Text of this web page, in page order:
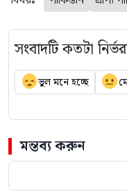
সংবাদটি কতটা
ভুল মনে হচ্ছে
মন্তব্য করুন